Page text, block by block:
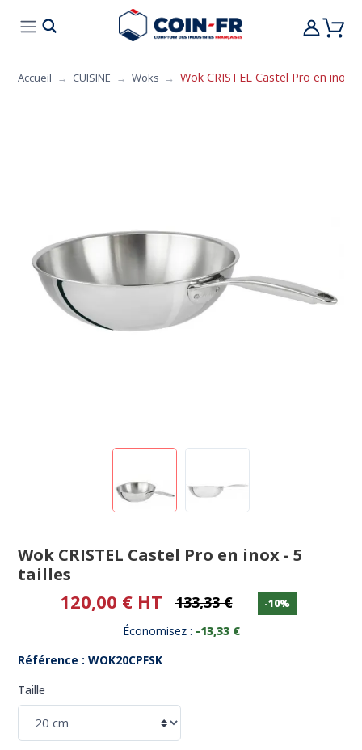
CUISINE MOBILIER
Accueil CUISINE Woks Wok CRISTEL Castel Pro en inox
Wok CRISTEL Castel Pro en inox - 5
tailles
120,00 € HT 133,33 € -10%
Économisez : -13,33 €
Référence : WOK20CPFSK
Taille